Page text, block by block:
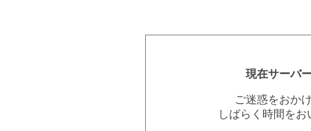
現在サーバ
ご迷惑をおか
しばらく時間を